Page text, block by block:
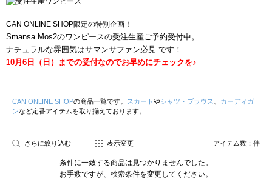
CAN ONLINE SHOP限定の特別企画！
Smansa Mos2のワンピースの受注生産ご予約受付中。
ナチュラルな雰囲気はサマンサファン必見 です！
10月6日（日）までの受付なのでお早めにチェックを♪
CAN ONLINE SHOPの商品一覧です。 スカート やシャツ・ブラウス
カーディガ
ンなど定番アイテムを取り揃えております。
さらに絞り込む 表示変更 アイテム数： 件
条件に一致する商品は見つかりませんでした。
お手数ですが、検索条件を変更してください。